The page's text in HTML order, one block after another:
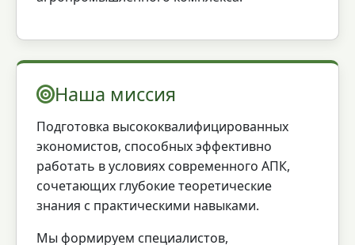
Наша миссия
Подготовка высококвалифицированных
экономистов, способных эффективно
работать в условиях современного АПК,
сочетающих глубокие теоретические
знания с практическими навыками.
Мы формируем специалистов,